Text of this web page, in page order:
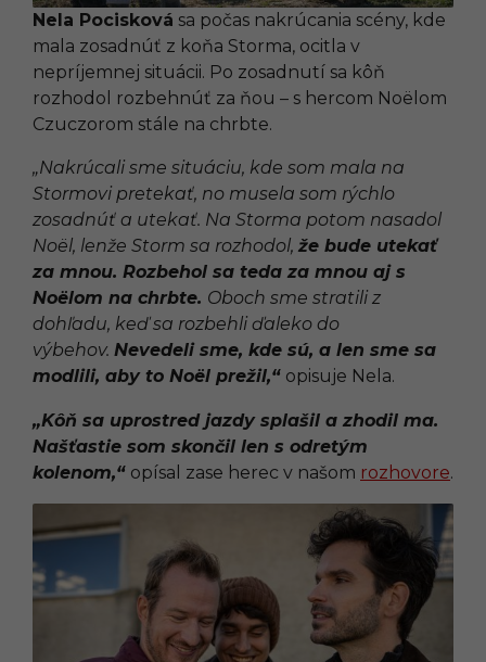
Nela Pocisková sa počas nakrúcania scény, kde
mala zosadnúť z koňa Storma, ocitla v
nepríjemnej situácii. Po zosadnutí sa kôň
rozhodol rozbehnúť za ňou – s hercom Noëlom
Czuczorom stále na chrbte.
„Nakrúcali sme situáciu, kde som mala na
Stormovi pretekať, no musela som rýchlo
zosadnúť a utekať. Na Storma potom nasadol
Noël, lenže Storm sa rozhodol, že bude utekať
za mnou. Rozbehol sa teda za mnou aj s
Noëlom na chrbte. Oboch sme stratili z
dohľadu, keď sa rozbehli ďaleko do
výbehov. Nevedeli sme, kde sú, a len sme sa
modlili, aby to Noël prežil,“ opisuje Nela.
„Kôň sa uprostred jazdy splašil a zhodil ma.
Našťastie som skončil len s odretým
kolenom,“ opísal zase herec v našom rozhovore.